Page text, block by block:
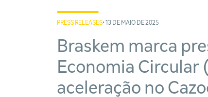
PRESS RELEASES• 13 DE MAIO DE 2025
Braskem marca
Economia Circular
aceleração no